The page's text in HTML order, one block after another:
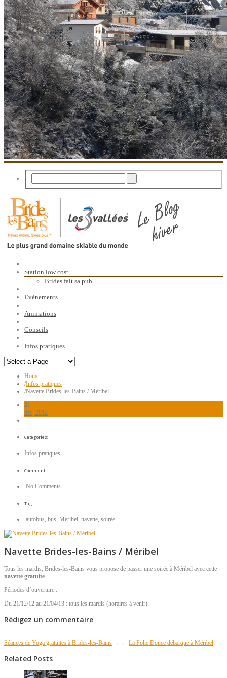
Station low cost
Brides fait sa pub
Evènements
Animations
Conseils
Infos pratiques
Home
/Infos pratiques
/Navette Brides-les-Bains / Méribel
21
déc, 2012
Categories:
Infos pratiques
Comments:
No Comments
Tags:
autobus, bus, Meribel, navette, soirée
Navette Brides-les-Bains / Méribel
Tous les mardis, Brides-les-Bains vous propose de passer une soirée à Méribel avec cette
navette gratuite.
Périodes d’ouverture :
Du 21/12/12 au 21/04/13 : tous les mardis (horaires à venir).
Rédigez un commentaire
Séances de Yoga gratuites à Brides-les-Bains → ← La Folie Douce débarque à Méribel
Related Posts